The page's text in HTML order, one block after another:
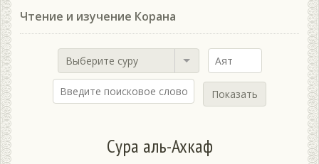
Чтение и изучение Корана
Выберите суру
Показать
Сура аль-Ахкаф